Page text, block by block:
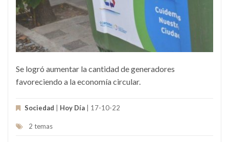
Se logró aumentar la cantidad de generadores
favoreciendo a la economía circular.
Sociedad Hoy Día | 17-10-22
2 temas